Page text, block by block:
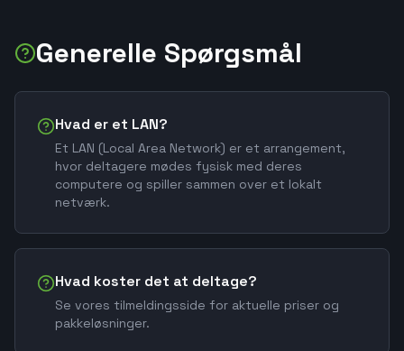
Generelle Spørgsmål
Hvad er et LAN?
Et LAN (Local Area Network) er et arrangement,
hvor deltagere mødes fysisk med deres
computere og spiller sammen over et lokalt
netværk.
Hvad koster det at deltage?
Se vores tilmeldingsside for aktuelle priser og
pakkeløsninger.